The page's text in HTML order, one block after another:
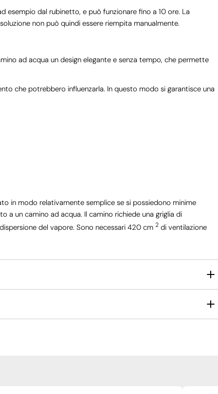
esempio dal rubinetto, e può funzionare fino a 10 ore. La
non può quindi essere riempita manualmente.
ad acqua un design elegante e senza tempo, che permette
che potrebbero influenzarla. In questo modo si garantisce una
in modo relativamente semplice se si possiedono minime
a un camino ad acqua. Il camino richiede una griglia di
del vapore. Sono necessari 420 cm 2di ventilazione